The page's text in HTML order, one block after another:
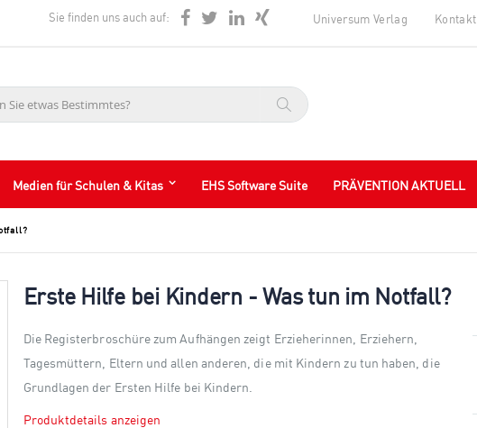
Sie finden uns auch auf: Universum Verlag Kontakt
Medien für Schulen & Kitas EHS Software Suite PRÄVENTION AKTUELL
Erste Hilfe bei Kindern - Was tun im Notfall?
Die Registerbroschüre zum Aufhängen zeigt Erzieherinnen, Erziehern,
Tagesmüttern, Eltern und allen anderen, die mit Kindern zu tun haben, die
Grundlagen der Ersten Hilfe bei Kindern.
Produktdetails anzeigen